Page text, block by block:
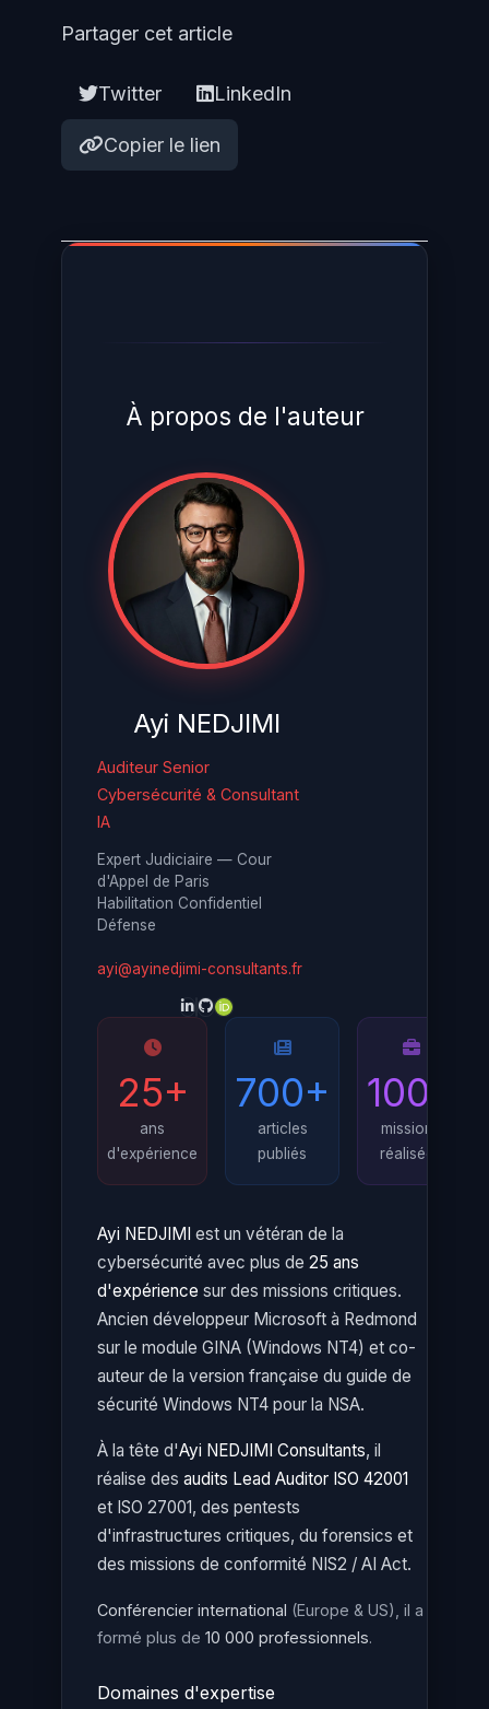
Partager cet article
Twitter LinkedIn
Copier le lien
À propos de l'auteur
Ayi NEDJIMI
Auditeur Senior
Cybersécurité & Consultant
IA
Expert Judiciaire — Cour
d'Appel de Paris
Habilitation Confidentiel
Défense
ayi@ayinedjimi-consultants.fr
25+
ans
d'expérience
700+
articles
publiés
100+
missions
réalisées
Ayi NEDJIMI est un vétéran de la
cybersécurité avec plus de 25 ans
d'expérience sur des missions critiques.
Ancien développeur Microsoft à Redmond
sur le module GINA (Windows NT4) et co-
auteur de la version française du guide de
sécurité Windows NT4 pour la NSA.
À la tête d'Ayi NEDJIMI Consultants, il
réalise des audits Lead Auditor ISO 42001
et ISO 27001, des pentests
d'infrastructures critiques, du forensics et
des missions de conformité NIS2 / AI Act.
Conférencier international (Europe & US), il a
formé plus de 10 000 professionnels.
Domaines d'expertise